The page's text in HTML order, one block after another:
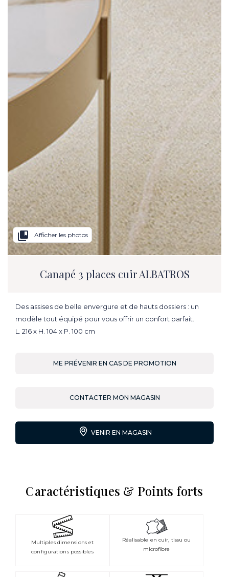
collections_bookmark Afficher les photos
Canapé 3 places cuir ALBATROS
Des assises de belle envergure et de hauts dossiers : un
modèle tout équipé pour vous offrir un confort parfait.
L. 216 x H. 104 x P. 100 cm
ME PRÉVENIR EN CAS DE PROMOTION
CONTACTER MON MAGASIN
VENIR EN MAGASIN
Caractéristiques & Points forts
Multiples dimensions et
configurations possibles
Réalisable en cuir, tissu ou
microfibre